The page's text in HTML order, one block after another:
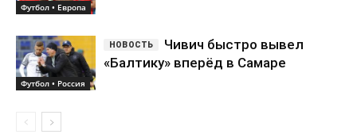
Футбол • Европа
Футбол • Россия
Чивич быстро вывел
«Балтику» вперёд в Самаре